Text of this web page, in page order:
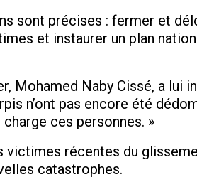
sont précises : fermer et
et instaurer un plan
Mohamed Naby Cissé, a lui
n’ont pas encore été
ces personnes. »
victimes récentes du
catastrophes.